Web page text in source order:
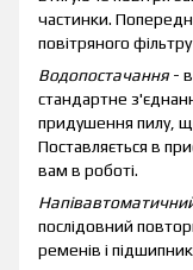
частинки.
повітряного
Водопостачання-
стандартне
придушення пилу,
Поставляється в
вам в роботі.
послідовний
ременів і